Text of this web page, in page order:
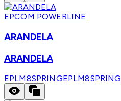
EPCOM POWERLINE
ARANDELA
ARANDELA
EPLM8SPRINGEPLM8SPRING